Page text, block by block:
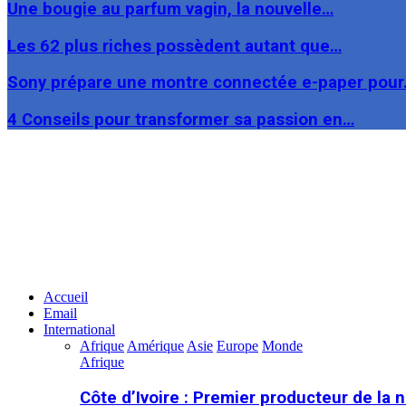
Une bougie au parfum vagin, la nouvelle…
Les 62 plus riches possèdent autant que…
Sony prépare une montre connectée e-paper
4 Conseils pour transformer sa passion en…
Accueil
Email
International
Afrique Amérique Asie Europe Monde
Afrique
Côte d’Ivoire : Premier producteur de la